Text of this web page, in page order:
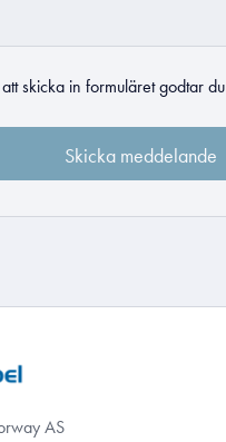
skicka in formuläret godtar du
AS